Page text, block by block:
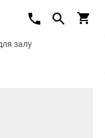
залу